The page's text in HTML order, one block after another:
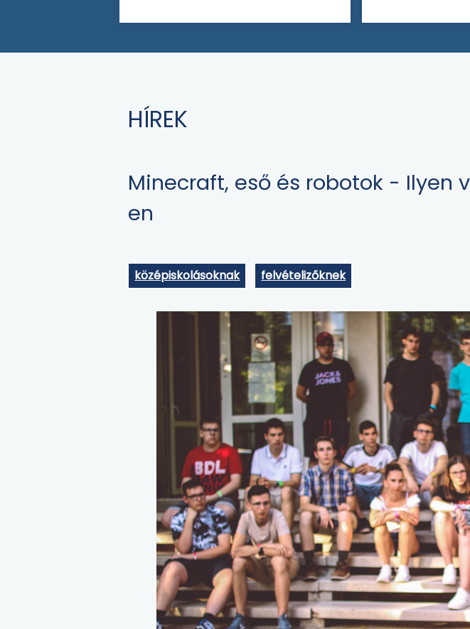
HÍREK
Minecraft, eső és robotok - Ilyen
en
középiskolásoknak felvételizőknek